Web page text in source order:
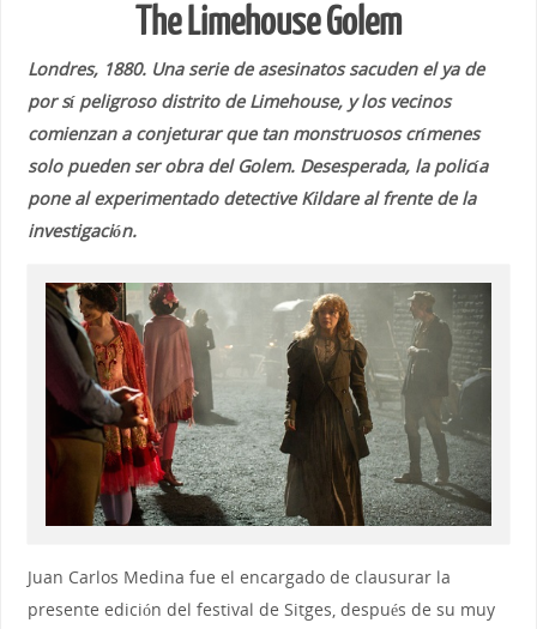
The Limehouse Golem
Londres, 1880. Una serie de asesinatos sacuden el ya de
por sí peligroso distrito de Limehouse, y los vecinos
comienzan a conjeturar que tan monstruosos crímenes
solo pueden ser obra del Golem. Desesperada, la policía
pone al experimentado detective Kildare al frente de la
investigación.
Juan Carlos Medina fue el encargado de clausurar la
presente edición del festival de Sitges, después de su muy